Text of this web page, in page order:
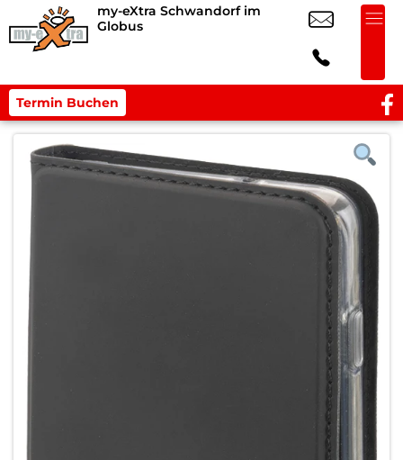
my-eXtra Schwandorf im
Globus
Termin Buchen